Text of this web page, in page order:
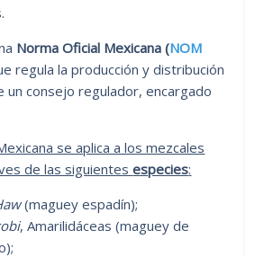
Norma Oficial Mexicana (NOM
regula la producción y distribución
un consejo regulador, encargado
se aplica a los mezcales
de las siguientesespecies:
(maguey espadín);
, Amarilidáceas (maguey de